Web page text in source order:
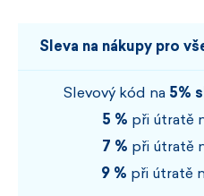
Sleva na nákupy pro
Slevový kód na 5%
5 % při útratě
7 % při útratě
9 % při útratě